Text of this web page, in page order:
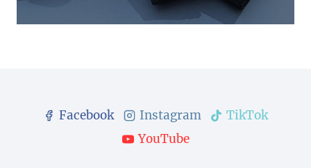
Facebook Instagram
TikTok
YouTube